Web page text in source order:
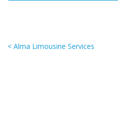
< Alma Limousine Services